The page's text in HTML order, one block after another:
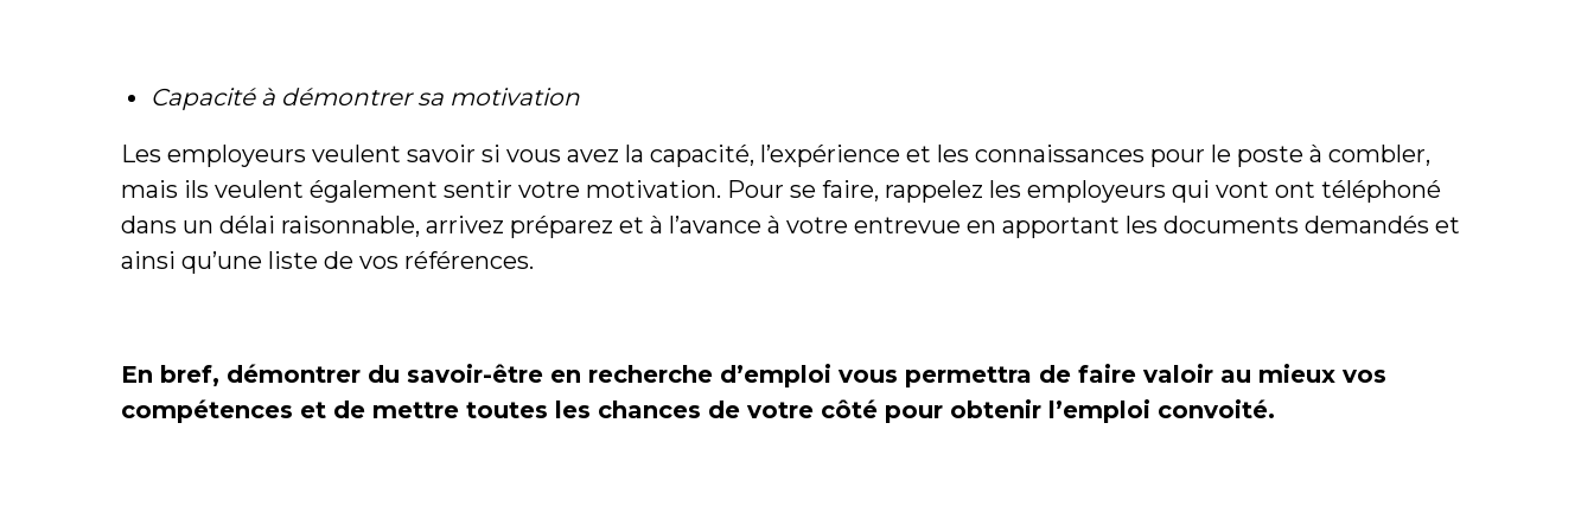
Capacité à démontrer sa motivation
Les employeurs veulent savoir si vous avez la capacité, l’expérience et les connaissances pour le poste à combler,
mais ils veulent également sentir votre motivation. Pour se faire, rappelez les employeurs qui vont ont téléphoné
dans un délai raisonnable, arrivez préparez et à l’avance à votre entrevue en apportant les documents demandés et
ainsi qu’une liste de vos références.
En bref, démontrer du savoir-être en recherche d’emploi vous permettra de faire valoir au mieux vos
compétences et de mettre toutes les chances de votre côté pour obtenir l’emploi convoité.